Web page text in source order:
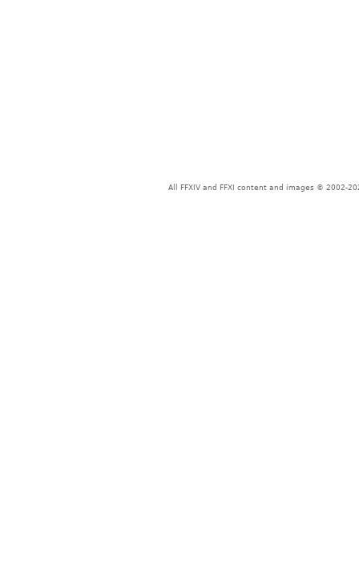
All FFXIV and FFXI content and images © 2002-